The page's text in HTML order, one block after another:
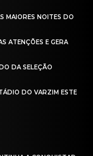
MAIORES NOITES DO
ATENÇÕES E GERA
DA SELEÇÃO
DO VARZIM ESTE